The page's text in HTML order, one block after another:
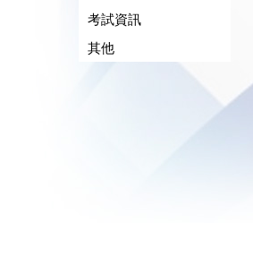
考試資訊
其他